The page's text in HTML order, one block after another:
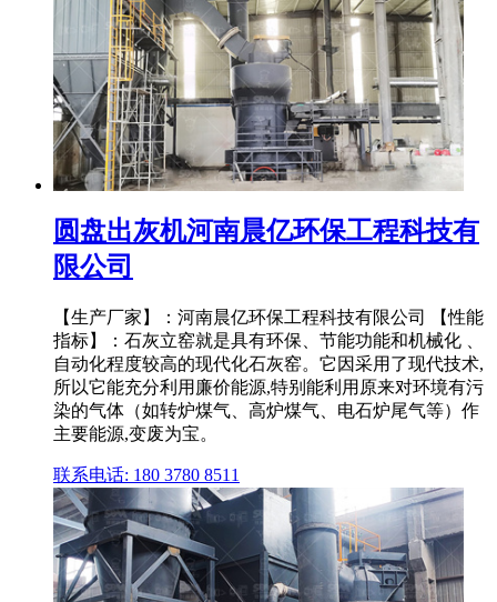
圆盘出灰机河南晨亿环保工程科技有
限公司
【生产厂家】：河南晨亿环保工程科技有限公司 【性能
指标】：石灰立窑就是具有环保、节能功能和机械化 、
自动化程度较高的现代化石灰窑。它因采用了现代技术,
所以它能充分利用廉价能源,特别能利用原来对环境有污
染的气体（如转炉煤气、高炉煤气、电石炉尾气等）作
主要能源,变废为宝。
联系电话: 180 3780 8511